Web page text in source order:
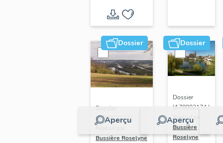
Dossier
Aperçu
Dossier
IA78002272 |
Bussière Roselyne
Dossier
Aperçu
Dossier
IA78002174 |
Réalisé par
Bussière
Roselyne